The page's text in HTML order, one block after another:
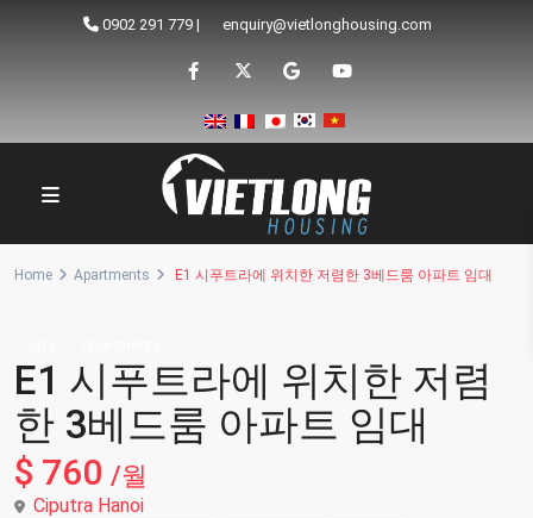
0902 291 779 | enquiry@vietlonghousing.com
Home Apartments E1 시푸트라에 위치한 저렴한 3베드룸 아파트 임대
E1 시푸트라에 위치한 저렴
한 3베드룸 아파트 임대
$ 760 /월
Ciputra Hanoi